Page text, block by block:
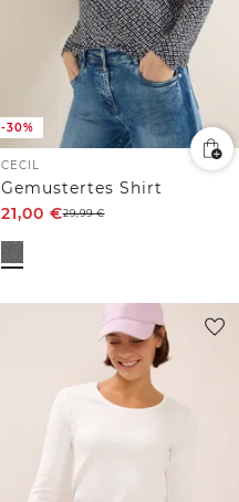
-30%
CECIL
Gemustertes Shirt
21,00 €29,99€